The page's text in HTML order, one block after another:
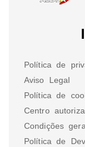
Política de
Aviso Legal
Política de
Centro
Condições
Política de